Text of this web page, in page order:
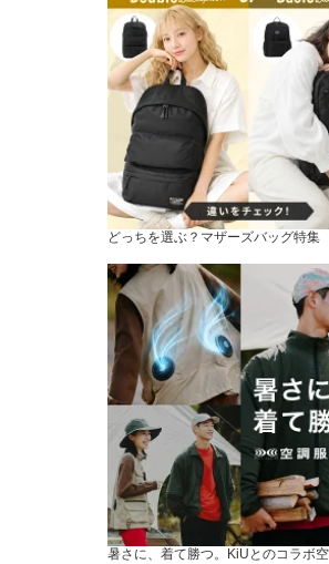
どっちを選ぶ？マザーズバッグ特集
暑さに、着て勝つ。KiUとのコラボ